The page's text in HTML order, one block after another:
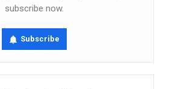
subscribe now.
Subscribe